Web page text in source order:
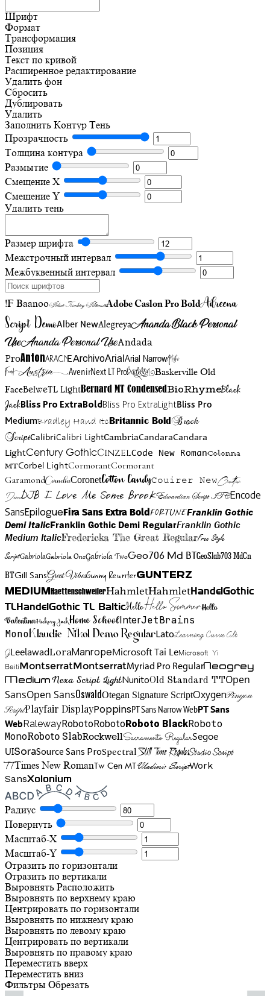
Шрифт
Формат
Трансформация
Позиция
Текст по кривой
Расширенное редактирование
Удалить фон
Сбросить
Дублировать
Удалить
Заполнить Контур Тень
Прозрачность
Толщина контура
Размытие
Смещение X
Смещение Y
Удалить тень
Размер шрифта
Межстрочный интервал
Межбуквенный интервал
!F BaanooAdine Kirnberg AlternateAdobe Caslon Pro BoldAdreena
Script DemoAlber NewAlegreyaAnanda Black Personal
UseAnanda Personal UseAndada
ProAntonAracneArchivoArialArial NarrowArtistic
FriendAustriaAvenirNext LT ProBadelionBaskerville Old
FaceBelweTL LightBernard MT CondensedBioRhymeBlack
JackBliss Pro ExtraBoldBliss Pro ExtraLightBliss Pro
MediumBradley Hand Itc Britannic Bold Brock
ScriptCalibriCalibri LightCambriaCandaraCandara
LightCentury GothicCinzelCode New RomanColonna
MTCorbel LightCormorantCormorant
GaramondCorneliaCoronetCotton CandyCouirer NewCreattion
DemoDJB I Love Me Some BrookEdwardian Script ITCEncode
SansEpilogueFira Sans Extra BoldFortuneFranklin Gothic
Demi ItalicFranklin Gothic Demi RegularFranklin Gothic
Medium ItalicFredericka The Great RegularFree Style
ScriptGabriolaGabriola OneGabriola TwoGeo706 Md BTGeoSlab703 MdCn
BTGill SansGreat VibesGunny RewriterGunterz
Medium HaettenschweilerHahmletHahmletHandelGothic
TLHandelGothic TL BalticHelloHello SummerHello
ValentinaHickory JackHome SchoolInterJetBrains
MonoKlaudie Nikol Demo RegularLatoLearning Curve Alt
GLeelawadLoraManropeMicrosoft Tai LeMicrosoft Yi
BaitiMontserratMontserratMyriad Pro RegularNeogrey
MediumNexa Script LightNunitoOld Standard TTOpen
SansOpen SansOswaldOtegan Signature ScriptOxygenPinyon
ScriptPlayfair DisplayPoppinsPT Sans Narrow WebPT Sans
WebRalewayRobotoRobotoRoboto BlackRoboto
MonoRoboto SlabRockwellSacramento RegularSegoe
UISoraSource Sans ProSpectralStill Time RegularStudio Script
TTTimes New RomanTw Cen MTVladimir ScriptWork
SansXolonium
Радиус
Повернуть
Масштаб-X
Масштаб-Y
Отразить по горизонтали
Отразить по вертикали
Выровнять Расположить
Выровнять по верхнему краю
Центрировать по горизонтали
Выровнять по нижнему краю
Выровнять по левому краю
Центрировать по вертикали
Выровнять по правому краю
Переместить вверх
Переместить вниз
Фильтры Обрезать